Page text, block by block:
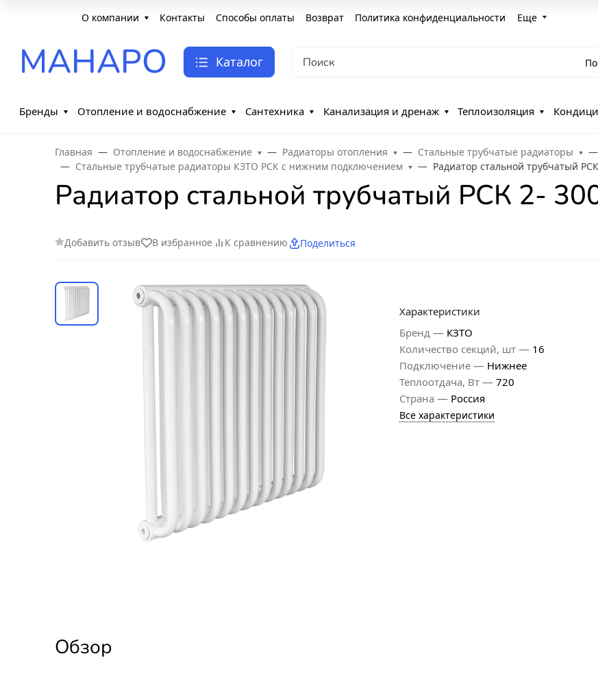
О компании Контакты Способы оплаты Возврат Политика конфиденциальности Еще
МАНАРО Каталог
Бренды Отопление и водоснабжение Сантехника Канализация и дренаж Теплоизоляция
Главная Отопление и водоснабжение Радиаторы отопления Стальные трубчатые радиаторы
Стальные трубчатые радиаторы КЗТО РСК с нижним подключением
Радиатор стальной трубчатый
Радиатор стальной трубчатый РСК 2-
Добавить отзыв В избранное К сравнению Поделиться
Характеристики
Бренд — КЗТО
Количество секций, шт — 16
Подключение — Нижнее
Теплоотдача, Вт — 720
Страна — Россия
Все характеристики
Обзор